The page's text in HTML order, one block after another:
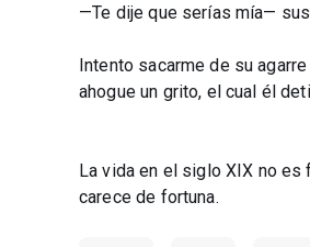
—Te dije que serías mía—
Intento sacarme de su
ahogue un grito, el cual él
La vida en el siglo XIX no
carece de fortuna.